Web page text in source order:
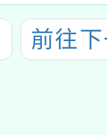
前往